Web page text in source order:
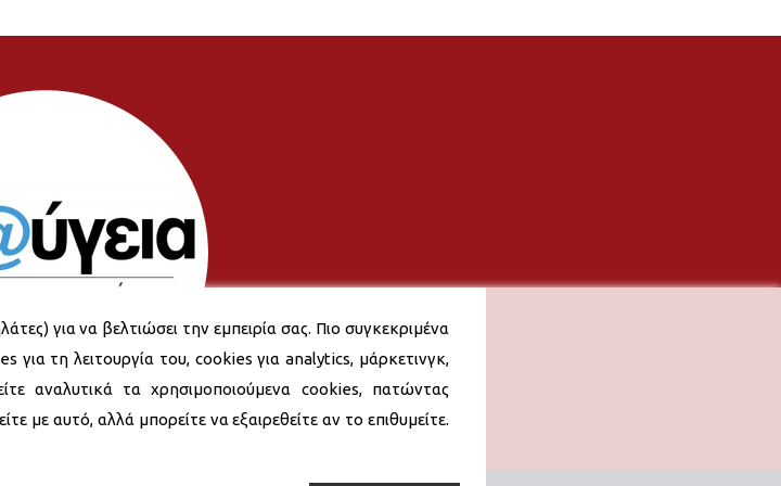
για να βελτιώσει την εμπειρία σας. Πιο συγκεκριμένα
για τη λειτουργία του, cookies για analytics, μάρκετινγκ,
αναλυτικά τα χρησιμοποιούμενα cookies, πατώντας
με αυτό, αλλά μπορείτε να εξαιρεθείτε αν το επιθυμείτε.